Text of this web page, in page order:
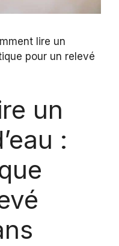
lire un
pour un relevé
un
: